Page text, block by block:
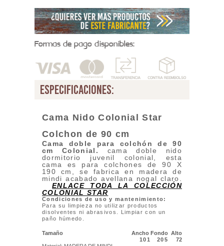
Formas de pago disponibles:
especificaciones:
Cama Nido Colonial Star
Colchon de 90 cm
Cama doble para colchón de 90
cm Colonial.
cama doble nido
dormitorio juvenil colonial, esta
cama es para colchones de 90 X
190 cm, se fabrica en madera de
mindi acabado avellana nogal claro.
ENLACE TODA LA COLECCIÓN
COLONIAL STAR
Condiciones de uso y mantenimiento:
Para su limpieza no utilizar productos
disolventes ni abrasivos. Limpiar con un
paño húmedo.
Tamaño Ancho Fondo Alto
101
205
72